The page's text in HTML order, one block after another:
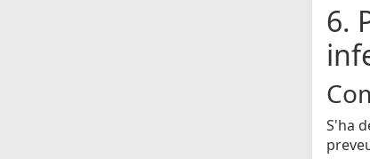
6.
S'ha